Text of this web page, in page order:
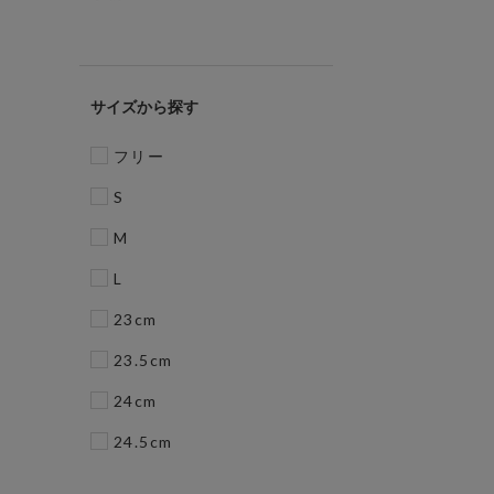
サイズ
フリー
S
M
L
23cm
23.5cm
24cm
24.5cm